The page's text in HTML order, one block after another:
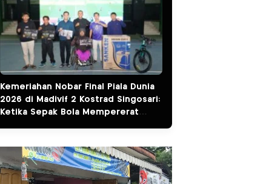
Kemeriahan Nobar Final Piala Dunia
2026 di Madivif 2 Kostrad Singosari:
Ketika Sepak Bola Mempererat